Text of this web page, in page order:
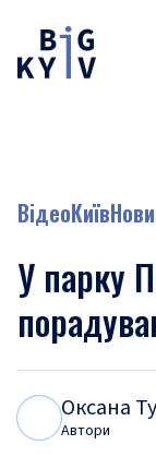
ВідеоКиїв
У парку
Оксана
Автори